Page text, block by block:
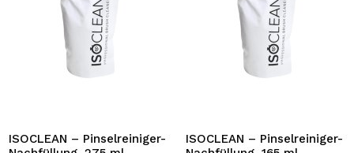
ISOCLEAN – Pinselreiniger-
ISOCLEAN – Pinselreiniger-